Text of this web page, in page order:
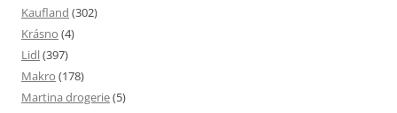
Kaufland (302)
Krásno (4)
Lidl(397)
Makro (178)
Martina drogerie(5)